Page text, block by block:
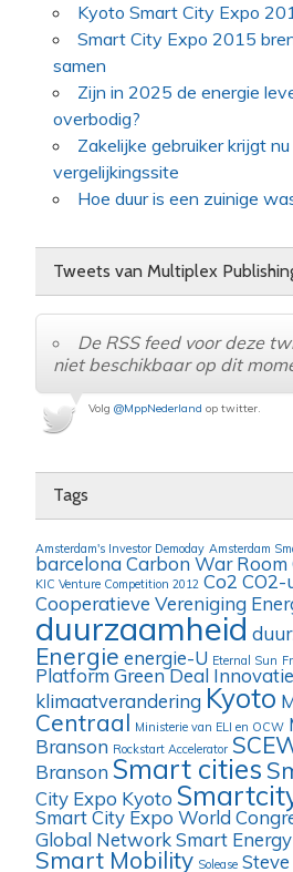
Kyoto Smart City Expo
Smart City Expo 2015
samen
Zijn in 2025 de energie
overbodig?
Zakelijke gebruiker krijgt
vergelijkingssite
Hoe duur is een zuinige
Tweets van Multiplex
De RSS feed voor deze
niet beschikbaar op dit
Volg @MppNederland op twitter.
Tags
Amsterdam's Investor Demoday Amsterdam
barcelona Carbon War Room
KIC Venture Competition 2012 Co2
Cooperatieve Vereniging
duurzaamheid
Energie energie-U Eternal Sun
Platform Green Deal Innovatie
klimaatverandering Kyoto
Centraal Ministerie van ELI en OCW
Branson Rockstart Accelerator
Branson Smart cities
City Expo Kyoto
Smart City Expo World
Global NetworkSmart Energy
Smart Mobility Solease